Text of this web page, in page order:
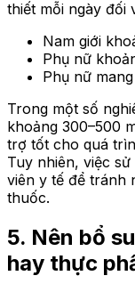
thiết mỗi ngày đối
Nam giới
Phụ nữ
Phụ nữ
Trong một số
khoảng 300–500
trợ tốt cho quá
Tuy nhiên, việc
viên y tế để tránh
thuốc.
5. Nên bổ
hay thực